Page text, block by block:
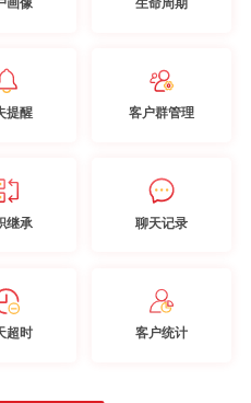
提醒 客户群管理
继承 聊天记录
超时 客户统计